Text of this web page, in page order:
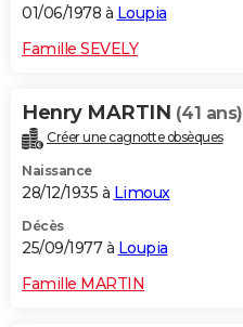
01/06/1978 à Loupia
Famille SEVELY
Henry MARTIN (41 ans)
Créer une cagnotte obsèques
Naissance
28/12/1935 à Limoux
Décès
25/09/1977 à Loupia
Famille MARTIN